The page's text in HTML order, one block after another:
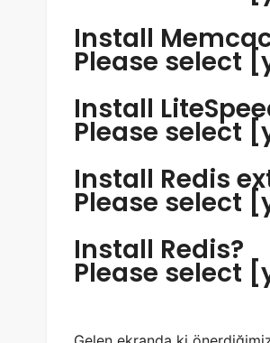
Install
Please select
Install
Please select
Install Redis
Please select
Install Redis?
Please select